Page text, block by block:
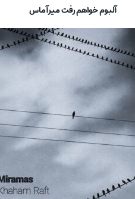
آلبوم خواهم رفت میرآماس